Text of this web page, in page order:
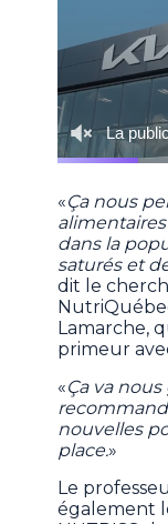
«Ça nous
dans la
saturés et
dit le
Lamarche,
primeur
«Ça va
nouvelles
place.»
Le
également